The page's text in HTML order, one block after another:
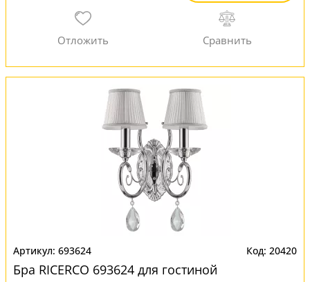
693624 20420
Бра RICERCO 693624 для гостиной